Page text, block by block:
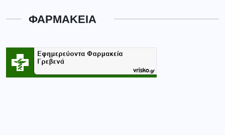
ΦΑΡΜΑΚΕΙΑ